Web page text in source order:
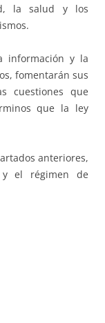
la salud y los
información y la
fomentarán sus
cuestiones que
que la ley
anteriores,
el régimen de